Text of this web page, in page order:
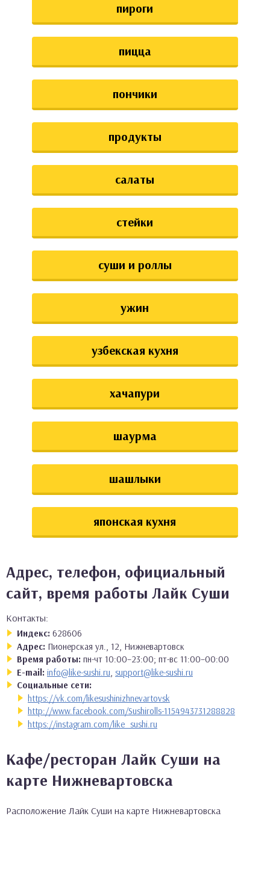
пироги
пицца
пончики
продукты
салаты
стейки
суши и роллы
ужин
узбекская кухня
хачапури
шаурма
шашлыки
японская кухня
Адрес, телефон, официальный
сайт, время работы Лайк Суши
Контакты:
Индекс: 628606
Адрес: Пионерская ул., 12, Нижневартовск
Время работы: пн-чт 10:00–23:00; пт-вс 11:00–00:00
E-mail: info@like-sushi.ru support@like-sushi.ru
Социальные сети:
https://vk.com/likesushinizhnevartovsk
http://www.facebook.com/Sushirolls-1154943731288828
https://instagram.com/like_sushi.ru
Кафе/ресторан Лайк Суши на
карте Нижневартовска
Расположение Лайк Суши на карте Нижневартовска